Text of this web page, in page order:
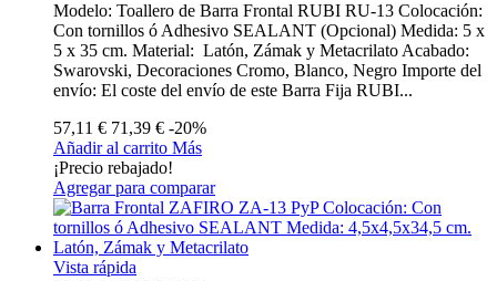
Modelo: Toallero de Barra Frontal RUBI RU-13 Colocación:
Con tornillos ó Adhesivo SEALANT (Opcional) Medida: 5 x
5 x 35 cm. Material: Latón, Zámak y Metacrilato Acabado:
Swarovski, Decoraciones Cromo, Blanco, Negro Importe del
envío: El coste del envío de este Barra Fija RUBI...
57,11 € 71,39 € -20%
Añadir al carrito Más
¡Precio rebajado!
Agregar para comparar
Vista rápida